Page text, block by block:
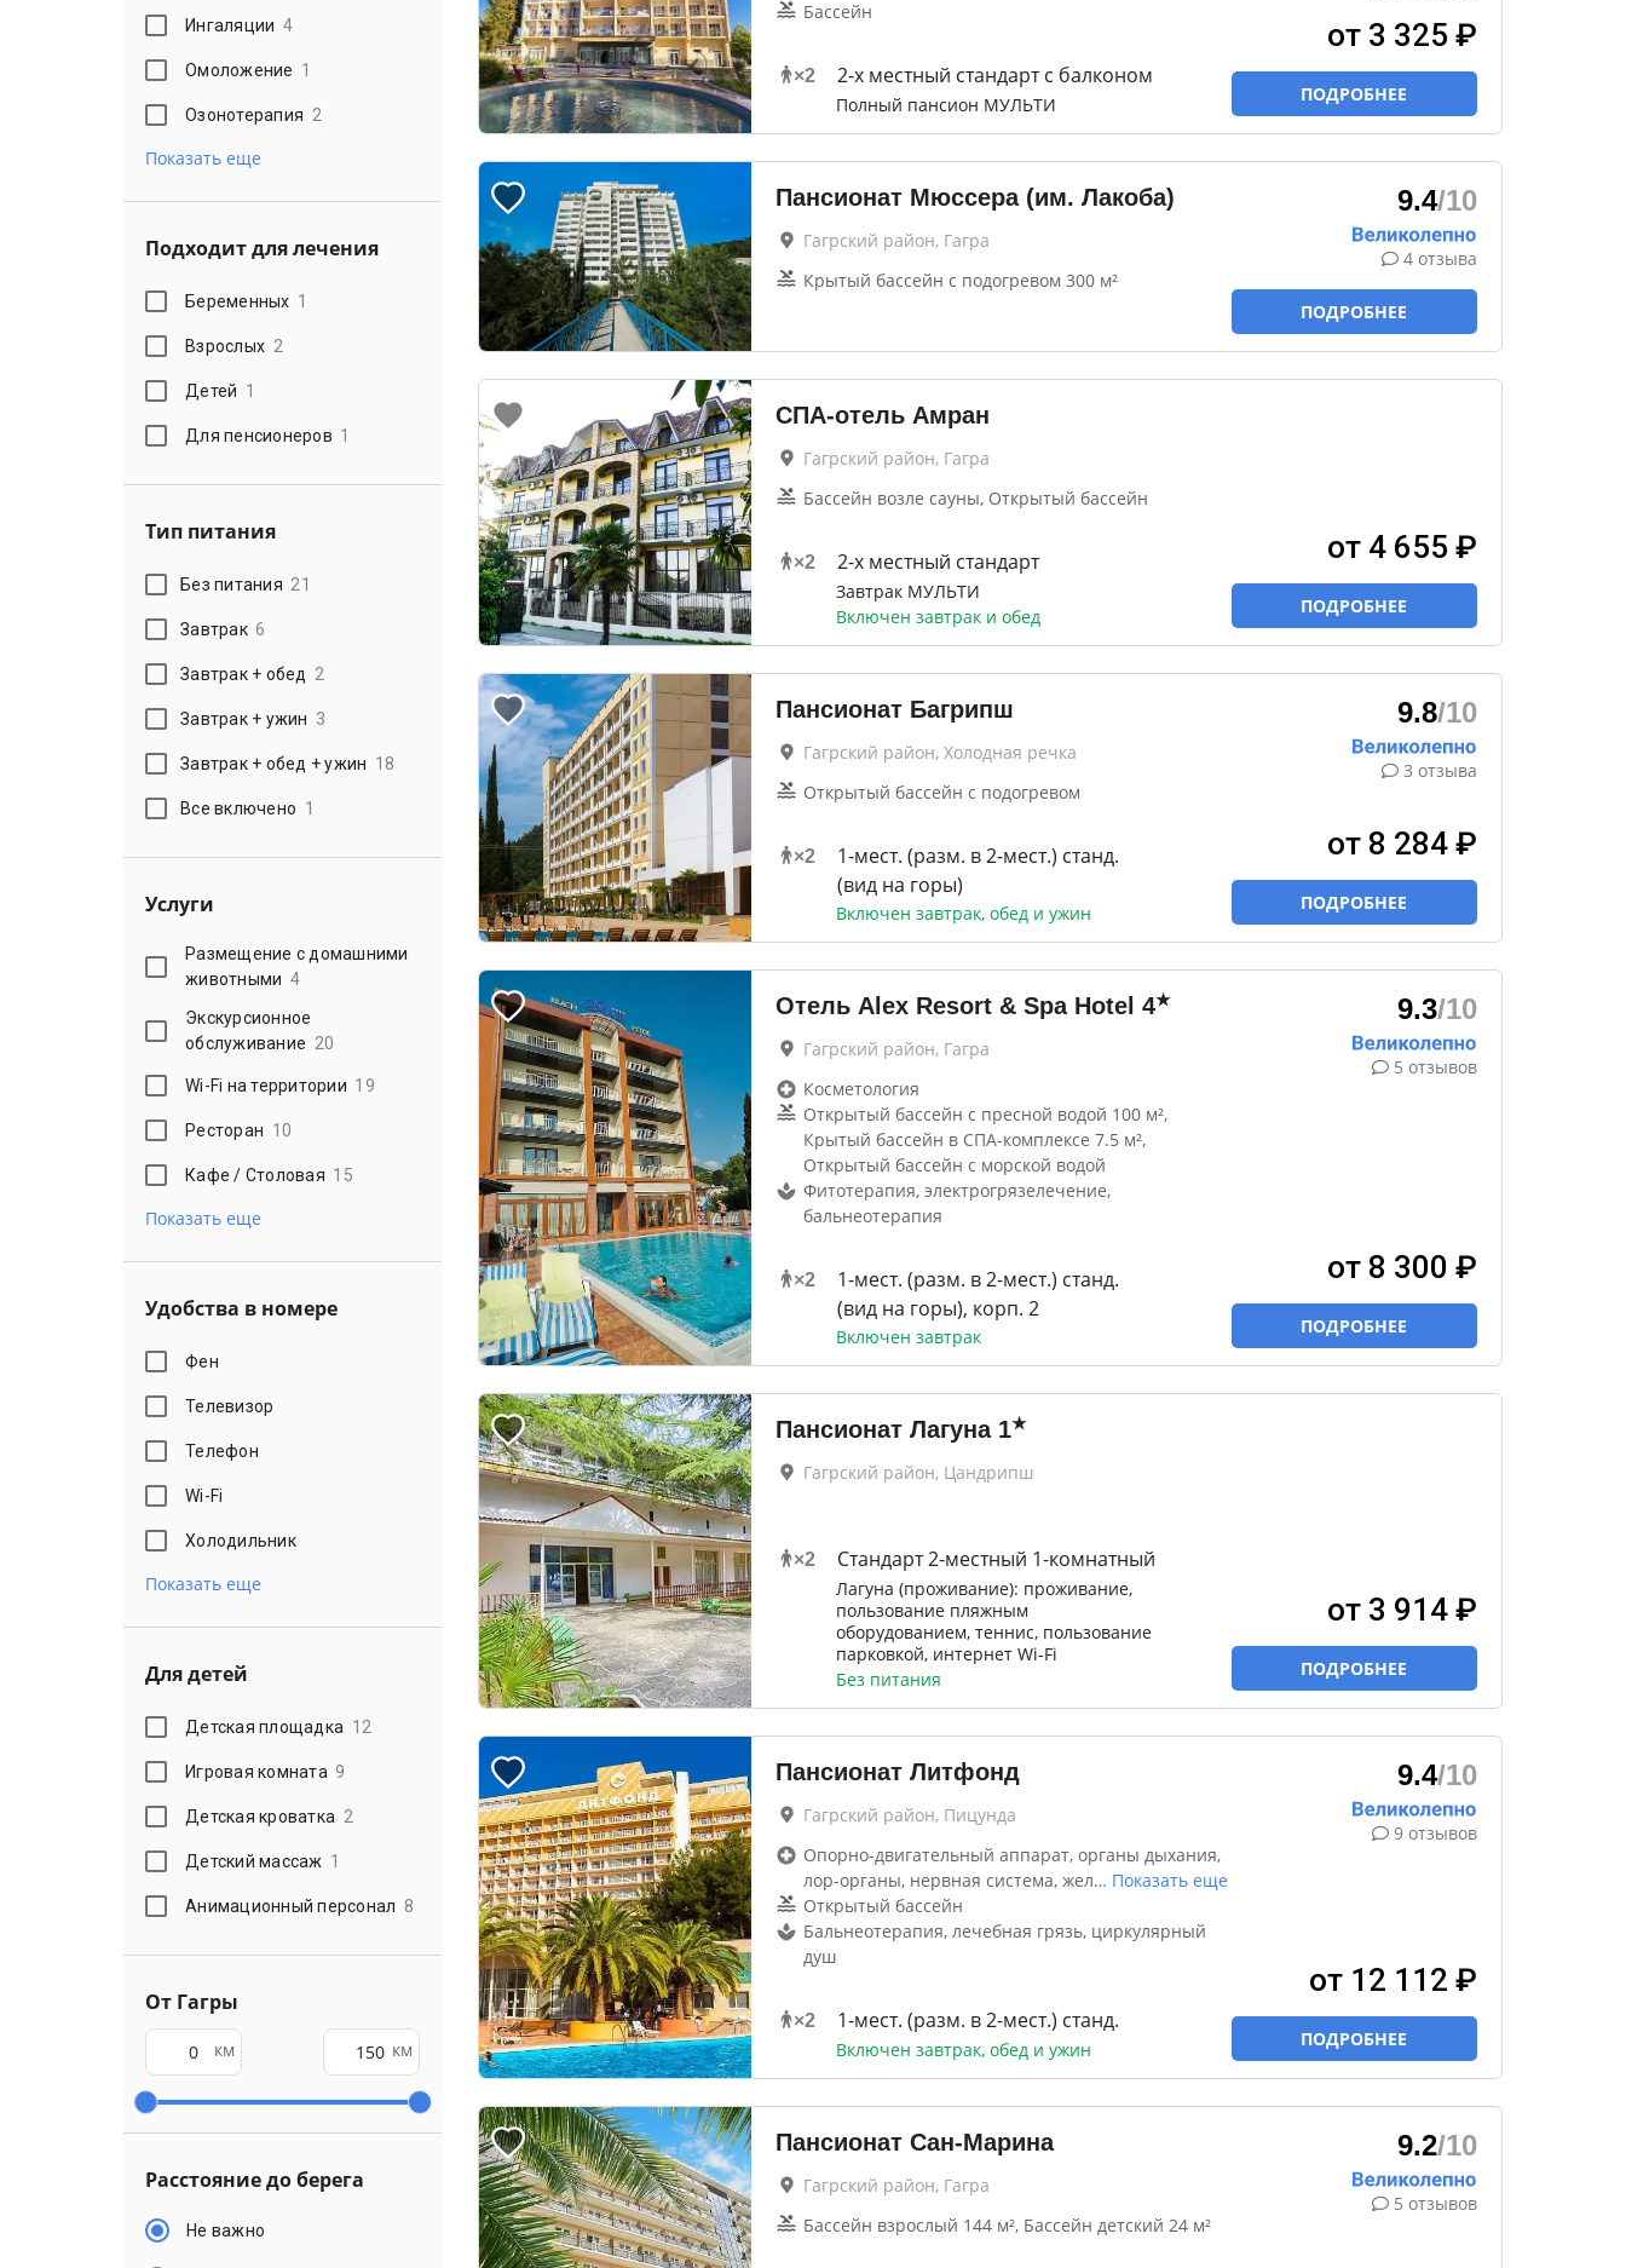
Ингаляции 4
Омоложение 1
Озонотерапия 2
Показать еще
Подходит для лечения
Беременных 1
Взрослых 2
Детей 1
Для пенсионеров 1
Тип питания
Без питания 21
Завтрак 6
Завтрак + обед 2
Завтрак + ужин 3
Завтрак + обед + ужин 18
Все включено 1
Услуги
Размещение с домашними
животными 4
Экскурсионное
обслуживание 20
Wi-Fi на территории 19
Ресторан 10
Кафе / Столовая 15
Показать еще
Удобства в номере
Фен
Телевизор
Телефон
Wi-Fi
Холодильник
Показать еще
Для детей
Детская площадка 12
Игровая комната 9
Детская кроватка 2
Детский массаж 1
Анимационный персонал 8
От Гагры
км км
Расстояние до берега
Не важно
Бассейн
×2 2-x местный стандарт с балконом
Полный пансион МУЛЬТИ
от 3 325 ₽
ПОДРОБНЕЕ
Пансионат Мюссера (им. Лакоба)
Гагрский район, Гагра
Крытый бассейн с подогревом 300 м²
9.4/10
4 отзыва
ПОДРОБНЕЕ
СПА-отель Амран
Гагрский район, Гагра
Бассейн возле сауны, Открытый бассейн
×2 2-x местный стандарт
Завтрак МУЛЬТИ
Включен завтрак и обед
от 4 655 ₽
ПОДРОБНЕЕ
Пансионат Багрипш
Гагрский район, Холодная речка
Открытый бассейн с подогревом
×2
1-мест. (разм. в 2-мест.) станд.
(вид на горы)
Включен завтрак, обед и ужин
9.8/10
3 отзыва
от 8 284 ₽
ПОДРОБНЕЕ
Отель Alex Resort & Spa Hotel 4★
Гагрский район, Гагра
Косметология
Открытый бассейн с пресной водой 100 м²,
Крытый бассейн в СПА-комплексе 7.5 м²,
Открытый бассейн с морской водой
Фитотерапия, электрогрязелечение,
бальнеотерапия
×2
1-мест. (разм. в 2-мест.) станд.
(вид на горы), корп. 2
Включен завтрак
9.3/10
5 отзывов
от 8 300 ₽
ПОДРОБНЕЕ
Пансионат Лагуна 1★
Гагрский район, Цандрипш
×2 Стандарт 2-местный 1-комнатный
Лагуна (проживание): проживание,
пользование пляжным
оборудованием, теннис, пользование
парковкой, интернет Wi-Fi
Без питания
от 3 914 ₽
ПОДРОБНЕЕ
Пансионат Литфонд
Гагрский район, Пицунда
Опорно-двигательный аппарат, органы дыхания,
лор-органы, нервная система, жел… Показать еще
Открытый бассейн
Бальнеотерапия, лечебная грязь, циркулярный
душ
×2 1-мест. (разм. в 2-мест.) станд.
Включен завтрак, обед и ужин
9.4/10
9 отзывов
от 12 112 ₽
ПОДРОБНЕЕ
Пансионат Сан-Марина
Гагрский район, Гагра
Бассейн взрослый 144 м², Бассейн детский 24 м²
9.2/10
5 отзывов